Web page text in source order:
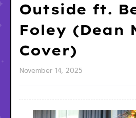
Outside ft.
Foley (Dean
Cover)
November 14, 2025